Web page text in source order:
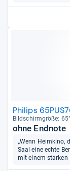
Philips
Bild­schirm­größe: 65"
ohne Endnote
„Wenn Heimkino,
Saal eine echte
mit einem starken